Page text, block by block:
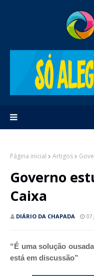
Página inicial Artigos
Governo
Caixa
DIÁRIO DA CHAPADA 07
“É uma solução
está em discussão”